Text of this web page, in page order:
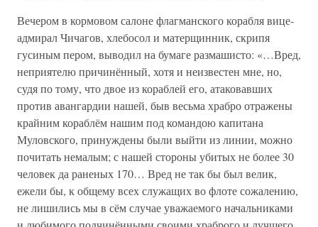
Вечером в кормовом салоне флагманского корабля вице-
адмирал Чичагов, хлебосол и матерщинник, скрипя
гусиным пером, выводил на бумаге размашисто: «…Вред,
неприятелю причинённый, хотя и неизвестен мне, но,
судя по тому, что двое из кораблей его, атаковавших
против авангардии нашей, быв весьма храбро отражены
крайним кораблём нашим под командою капитана
Муловского, принуждены были выйти из линии, можно
почитать немалым; с нашей стороны убитых не более 30
человек да раненых 170… Вред не так бы был велик,
ежели бы, к общему всех служащих во флоте сожалению,
не лишились мы в сём случае уважаемого начальниками